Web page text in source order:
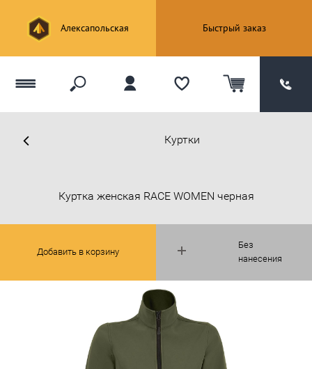
Алексапольская Быстрый заказ
Куртки
Без
нанесения
Куртка женская RACE WOMEN черная
Добавить в корзину